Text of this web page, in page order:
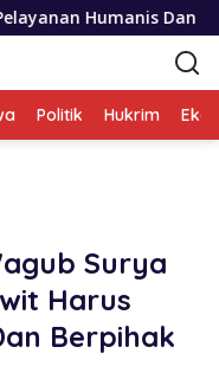
Penambahan
Politik Hukrim
Surya
Harus
Berpihak